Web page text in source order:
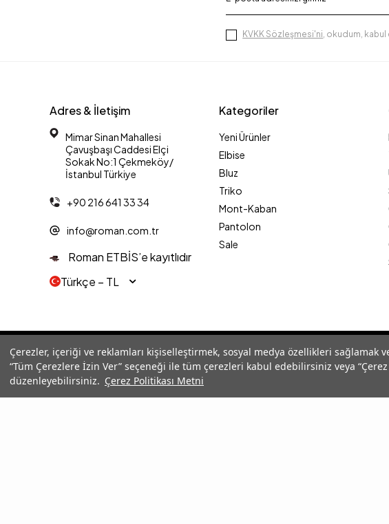
Çerezler, içeriği ve reklamları kişiselleştirmek, sosyal medya özellikleri sağlamak
“Tüm Çerezlere İzin Ver” seçeneği ile tüm çerezleri kabul edebilirsiniz veya “Çerez
düzenleyebilirsiniz. Çerez Politikası Metni
KVKK Sözleşmesi'ni, okudum,
Adres & İletişim
Mimar Sinan Mahallesi
Çavuşbaşı Caddesi Elçi
Sokak No:1 Çekmeköy/
İstanbul Türkiye
+90 216 641 33 34
info@roman.com.tr
Roman ETBİS’e kayıtlıdır
Türkçe − TL
Kategoriler
Yeni Ürünler
Elbise
Bluz
Triko
Mont-Kaban
Pantolon
Sale
© 2025 Roman® Tüm Hakları Saklıdır, İzinsiz kullanılamaz